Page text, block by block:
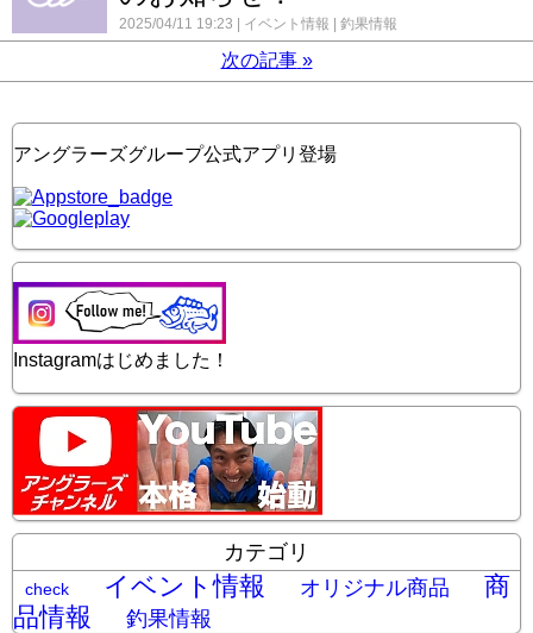
2025/04/11 19:23 イベント情報 釣果情報
次の記事 »
アングラーズグループ公式アプリ登場
Instagramはじめました！
カテゴリ
check イベント情報 オリジナル商品
商
品情報
釣果情報